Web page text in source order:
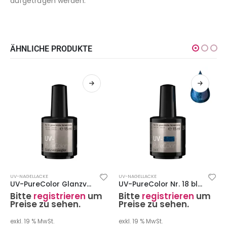
ÄHNLICHE PRODUKTE
UV-NAGELLACKE
UV-PureColor Glanzversiegler 15 ml
Bitte registrieren um
Preise zu sehen.
exkl. 19 % MwSt.
UV-NAGELLACKE
UV-PureColor Nr. 18 blau-türkis glitter 15 ml
Bitte registrieren um
Preise zu sehen.
exkl. 19 % MwSt.